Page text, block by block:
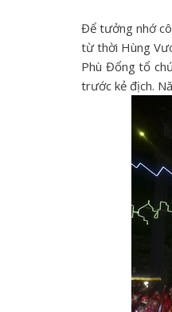
Để tưởng nhớ
từ thời Hùng
Phù Đổng tổ
trước kẻ địch.